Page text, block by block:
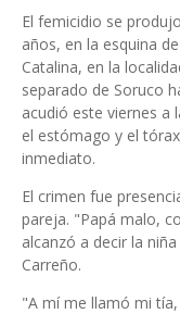
El femicidio se
años, en la esquina
Catalina, en la
separado de Soruco
acudió este viernes a
el estómago y el
inmediato.
El crimen fue
pareja. "Papá malo,
alcanzó a decir la
Carreño.
"A mí me llamó mi